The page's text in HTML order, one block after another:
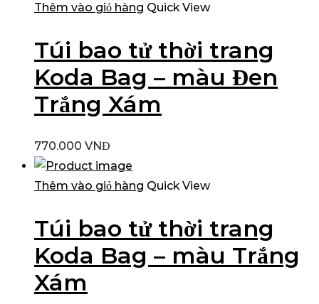
Thêm vào giỏ hàng Quick View
Túi bao tử thời trang
Koda Bag – màu Đen
Trắng Xám
770.000 VNĐ
Thêm vào giỏ hàng Quick View
Túi bao tử thời trang
Koda Bag – màu Trắng
Xám